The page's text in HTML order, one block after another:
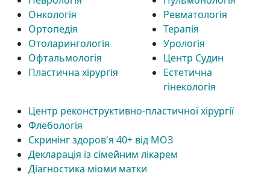
Онкологія
Ортопедія
Отоларингологія
Офтальмологія
Пластична хірургія
Ревматологія
Терапія
Урологія
Центр Судин
Естетична
гінекологія
Центр реконструктивно-пластичної хірургії
Флебологія
Скринінг здоров'я 40+ від МОЗ
Декларація із сімейним лікарем
Діагностика міоми матки